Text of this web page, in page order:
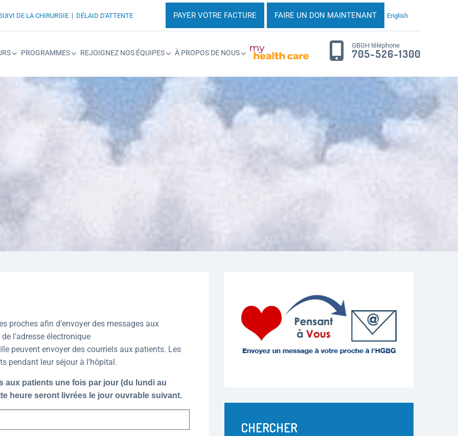
DE LA CHIRURGIE | DÉLAID D'ATTENTE PAYER VOTRE FACTURE FAIRE UN DON MAINTENANT English
PROGRAMMES REJOIGNEZ NOS ÉQUIPES À PROPOS DE NOUS
GBGH téléphone
705-526-1300
proches afin d’envoyer des messages aux
l’adresse électronique
peuvent envoyer des courriels aux patients. Les
pendant leur séjour à l’hôpital.
aux patients une fois par jour (du lundi au
heure seront livrées le jour ouvrable suivant.
CHERCHER